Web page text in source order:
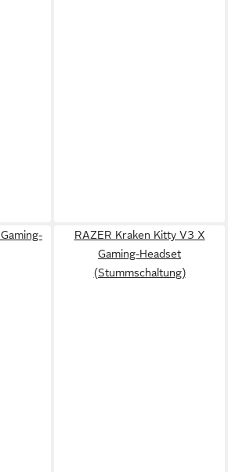
RAZER Kraken Kitty V3 X
Gaming-Headset
(Stummschaltung)